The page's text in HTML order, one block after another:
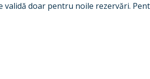
validă doar pentru noile rezervări.